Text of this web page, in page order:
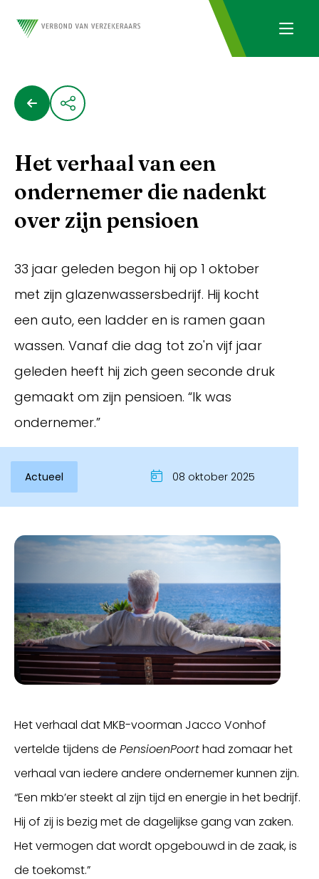
Inloggen
Het verhaal van een
ondernemer die nadenkt
over zijn pensioen
33 jaar geleden begon hij op 1 oktober
met zijn glazenwassersbedrijf. Hij kocht
een auto, een ladder en is ramen gaan
wassen. Vanaf die dag tot zo'n vijf jaar
geleden heeft hij zich geen seconde druk
gemaakt om zijn pensioen. “Ik was
ondernemer.”
Actueel 08 oktober 2025
Het verhaal dat MKB-voorman Jacco Vonhof
vertelde tijdens de PensioenPoorthad zomaar het
verhaal van iedere andere ondernemer kunnen zijn.
“Een mkb’er steekt al zijn tijd en energie in het bedrijf.
Hij of zij is bezig met de dagelijkse gang van zaken.
Het vermogen dat wordt opgebouwd in de zaak, is
de toekomst.”